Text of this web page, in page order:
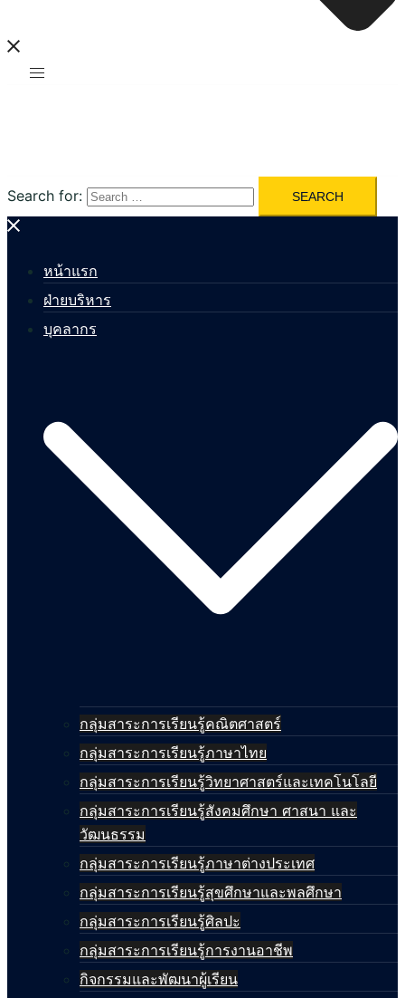
Search for:
หน้าแรก
ฝ่ายบริหาร
บุคลากร
กลุ่มสาระการเรียนรู้คณิตศาสตร์
กลุ่มสาระการเรียนรู้ภาษาไทย
กลุ่มสาระการเรียนรู้วิทยาศาสตร์และเทคโนโลยี
กลุ่มสาระการเรียนรู้สังคมศึกษา ศาสนา และ
วัฒนธรรม
กลุ่มสาระการเรียนรู้ภาษาต่างประเทศ
กลุ่มสาระการเรียนรู้สุขศึกษาและพลศึกษา
กลุ่มสาระการเรียนรู้ศิลปะ
กลุ่มสาระการเรียนรู้การงานอาชีพ
กิจกรรมและพัฒนาผู้เรียน